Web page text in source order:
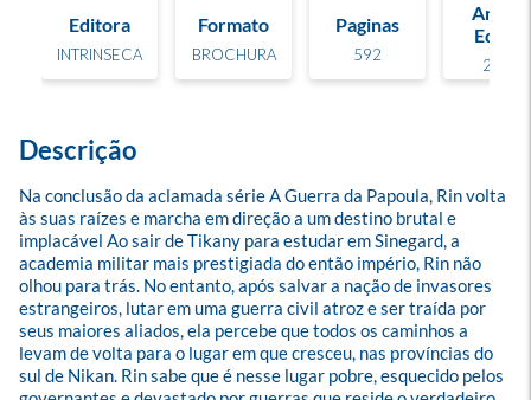
Editora
INTRINSECA
Formato
BROCHURA
Paginas
592
Ano de
Edição
2023
Descrição
Na conclusão da aclamada série A Guerra da Papoula, Rin volta
às suas raízes e marcha em direção a um destino brutal e
implacável Ao sair de Tikany para estudar em Sinegard, a
academia militar mais prestigiada do então império, Rin não
olhou para trás. No entanto, após salvar a nação de invasores
estrangeiros, lutar em uma guerra civil atroz e ser traída por
seus maiores aliados, ela percebe que todos os caminhos a
levam de volta para o lugar em que cresceu, nas províncias do
sul de Nikan. Rin sabe que é nesse lugar pobre, esquecido pelos